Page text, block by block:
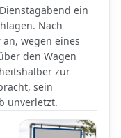
ein
Nach
wegen eines
den Wagen
zur
sein
unverletzt.